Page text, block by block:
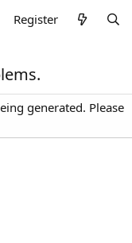
Register
generated. Please